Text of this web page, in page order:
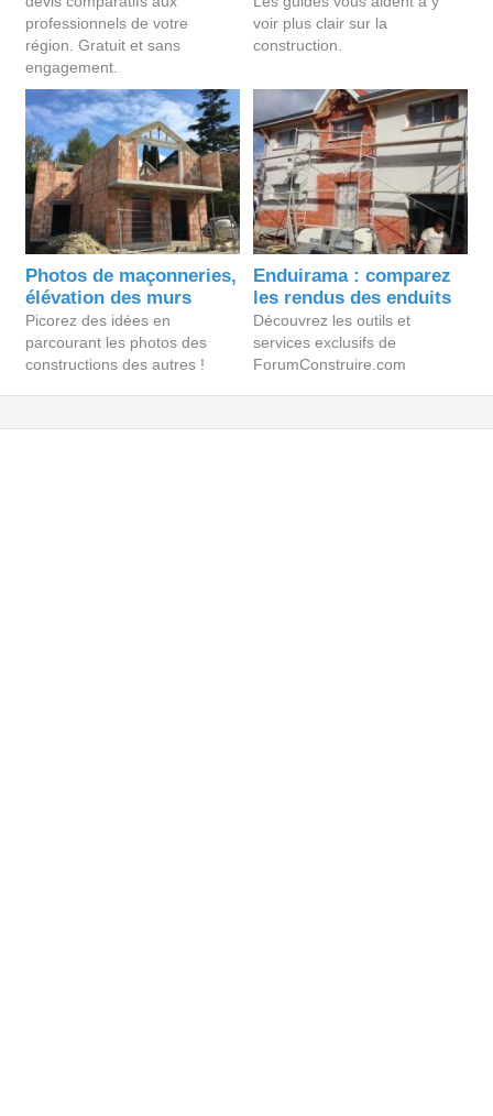
professionnels de votre
région. Gratuit et sans
engagement.
voir plus clair sur la
construction.
Photos de maçonneries,
élévation des murs
Picorez des idées en
parcourant les photos des
constructions des autres !
Enduirama : comparez
les rendus des enduits
Découvrez les outils et
services exclusifs de
ForumConstruire.com